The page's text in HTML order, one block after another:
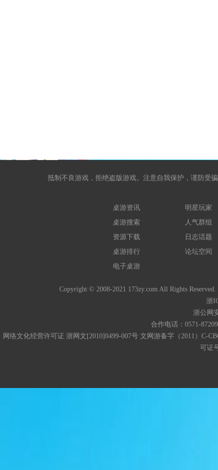
抵制不良游戏，拒绝盗版游戏。注意自我保护，谨防受
桌游资讯
桌游搜索
资源下载
桌游排行
电子桌游
明星玩家
人气群组
日志话题
论坛空间
Copyright © 2008-2021 173zy.com All Rights
浙
浙公网
合作电话：0571-
网络文化经营许可证 浙网文[2010]0499-007号 文网游备字（2011）C-
可证